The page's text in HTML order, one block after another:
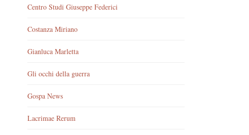
Centro Studi Giuseppe Federici
Costanza Miriano
Gianluca Marletta
Gli occhi della guerra
Gospa News
Lacrimae Rerum